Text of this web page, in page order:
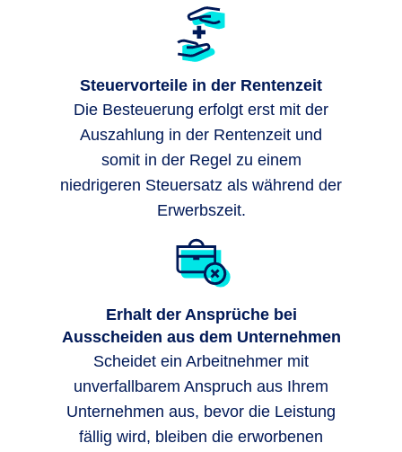
Steuervorteile in der Rentenzeit
Die Besteuerung erfolgt erst mit der
Auszahlung in der Rentenzeit und
somit in der Regel zu einem
niedrigeren Steuersatz als während der
Erwerbszeit.
Erhalt der Ansprüche bei
Ausscheiden aus dem Unternehmen
Scheidet ein Arbeitnehmer mit
unverfallbarem Anspruch aus Ihrem
Unternehmen aus, bevor die Leistung
fällig wird, bleiben die erworbenen